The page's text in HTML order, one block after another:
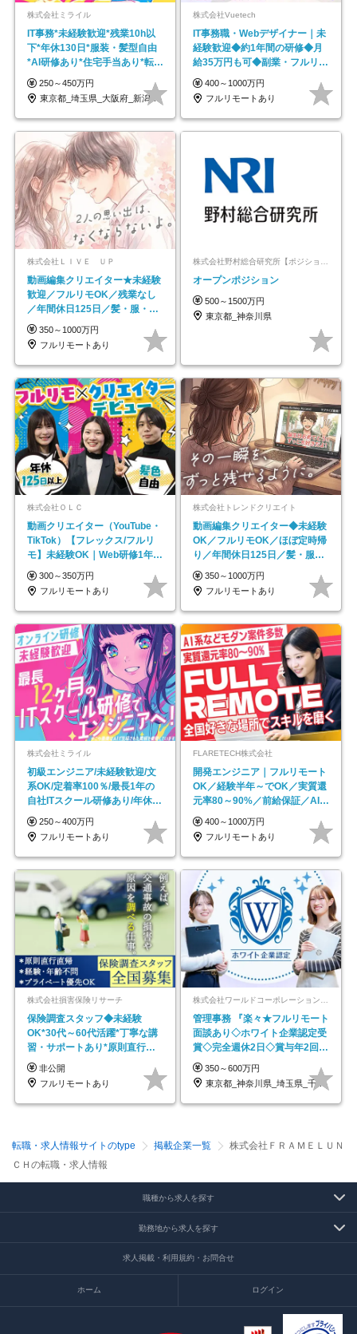
株式会社ミライル
IT事務*未経験歓迎*残業10h以
下*年休130日*服装・髪型自由
*AI研修あり*住宅手当あり*転勤
なし
250～450万円
東京都_埼玉県_大阪府_新潟県_福岡県
株式会社Vuetech
IT事務職・Webデザイナー｜未
経験歓迎◆約1年間の研修◆月
給35万円も可◆副業・フルリモ
ート可◆年休126日
400～1000万円
フルリモートあり
株式会社ＬＩＶＥ ＵＰ
動画編集クリエイター★未経験
歓迎／フルリモOK／残業なし
／年間休日125日／髪・服・ネ
イル自由／研修充実で安心
350～1000万円
フルリモートあり
オープンポジション
500～1500万円
東京都_神奈川県
株式会社ＯＬＣ
動画クリエイター（YouTube・
TikTok）【フレックス/フルリ
モ】未経験OK｜Web研修1年間
｜副業OK
300～350万円
フルリモートあり
株式会社トレンドクリエイト
動画編集クリエイター◆未経験
OK／フルリモOK／ほぼ定時帰
り／年間休日125日／髪・服・
ネイル自由／副業OK
350～1000万円
フルリモートあり
株式会社ミライル
初級エンジニア/未経験歓迎/文
系OK/定着率100％/最長1年の
自社ITスクール研修あり/年休
130日
250～400万円
フルリモートあり
FLARETECH株式会社
開発エンジニア｜フルリモート
OK／経験半年～でOK／実質還
元率80～90%／前給保証／AI系
など最先端案件多数
400～1000万円
フルリモートあり
株式会社損害保険リサーチ
保険調査スタッフ◆未経験
OK*30代～60代活躍*丁寧な講
習・サポートあり*原則直行直
帰／全国募集・業務委託
非公開
フルリモートあり
管理事務 『楽々★フルリモート
面談あり◇ホワイト企業認定受
賞◇完全週休2日◇賞与年2回
/p13
350～600万円
東京都_神奈川県_埼玉県_千葉県_大阪府…
転職・求人情報サイトのtype 掲載企業一覧
株式会社ＦＲＡＭＥＬＵＮ
ＣＨの転職・求人情報
職種から求人を探す
勤務地から求人を探す
求人掲載・利用規約・お問合せ
ホーム ログイン